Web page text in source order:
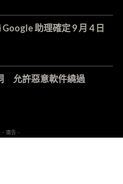
助理確定 9 月 4 日
允許惡意軟件繞過
- 廣告 -